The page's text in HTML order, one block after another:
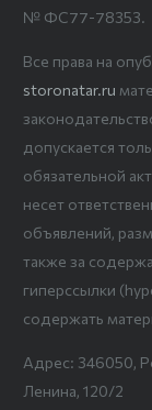
№ ФС77-78353.
Все права на
storonatar.ru
допускается
обязательной
несет
объявлений,
также за
гиперссылки
содержать
Адрес: 346050,
Ленина, 120/2